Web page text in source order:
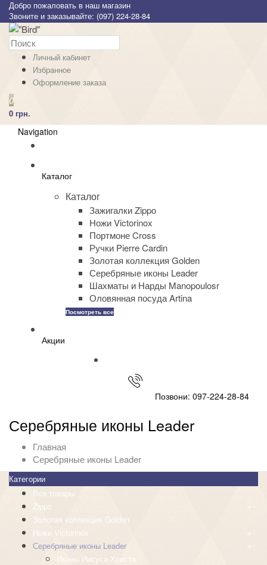
Добро пожаловать в наш магазин
Звоните и заказывайте: (097) 224-28-84
Личный кабинет
Избранное
Оформление заказа
0
0 грн.
Navigation
Каталог
Каталог
Зажигалки Zippo
Ножи Victorinox
Портмоне Cross
Ручки Pierre Cardin
Золотая коллекция Golden
Серебряные иконы Leader
Шахматы и Нарды Manopoulosr
Оловянная посуда Artina
Посмотреть все
Акции
Позвони: 097-224-28-84
Серебряные иконы Leader
Главная
Серебряные иконы Leader
Категории
Все товары
Zippo
+-
Золотая коллекция Golden
Ножи Victorinox
+-
Серебряные иконы Leader +-
Иконы Иисуса Христа